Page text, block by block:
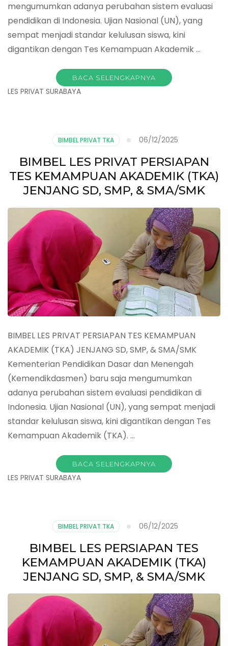
mengumumkan adanya perubahan sistem evaluasi
pendidikan di Indonesia. Ujian Nasional (UN), yang
sempat menjadi standar kelulusan siswa, kini
digantikan dengan Tes Kemampuan Akademik …
BACA SELENGKAPNYA
LES PRIVAT SURABAYA
BIMBEL PRIVAT TKA 06/12/2025
BIMBEL LES PRIVAT PERSIAPAN
TES KEMAMPUAN AKADEMIK (TKA)
JENJANG SD, SMP, & SMA/SMK
BIMBEL LES PRIVAT PERSIAPAN TES KEMAMPUAN
AKADEMIK (TKA) JENJANG SD, SMP, & SMA/SMK
Kementerian Pendidikan Dasar dan Menengah
(Kemendikdasmen) baru saja mengumumkan
adanya perubahan sistem evaluasi pendidikan di
Indonesia. Ujian Nasional (UN), yang sempat menjadi
standar kelulusan siswa, kini digantikan dengan Tes
Kemampuan Akademik (TKA). …
BACA SELENGKAPNYA
LES PRIVAT SURABAYA
BIMBEL PRIVAT TKA 06/12/2025
BIMBEL LES PERSIAPAN TES
KEMAMPUAN AKADEMIK (TKA)
JENJANG SD, SMP, & SMA/SMK